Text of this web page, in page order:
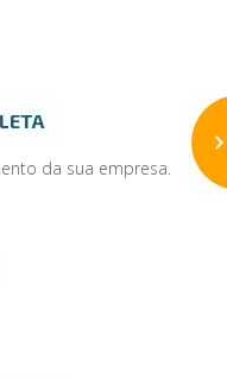
da sua empresa.